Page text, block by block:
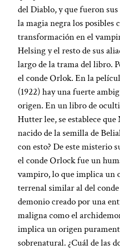
del Diablo, y que fueron
la magia negra los posibles
transformación en el
Helsing y el resto de sus
largo de la trama del libro.
el conde Orlok. En la
(1922) hay una fuerte
origen. En un libro de
Hutter lee, se establece
nacido de la semilla de
con esto? De este misterio
el conde Orlock fue un
vampiro, lo que implica un
terrenal similar al del
demonio creado por una
maligna como el
implica un origen
sobrenatural. ¿Cuál de las